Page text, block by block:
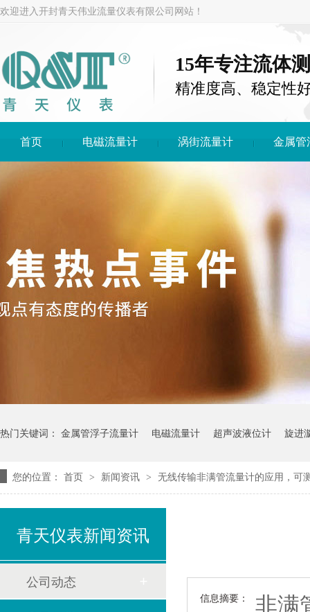
欢迎进入开封青天伟业流量仪表有限公司网站！
15年专注流体
精准度高、稳定性
首页 电磁流量计 涡街流量计 金属管
热门关键词： 金属管浮子流量计 电磁流量计 超声波液位计 旋进
您的位置： 首页 > 新闻资讯 > 无线传输非满管流量计的应用，可
信息摘要：
非满
青天仪表新闻资讯
公司动态